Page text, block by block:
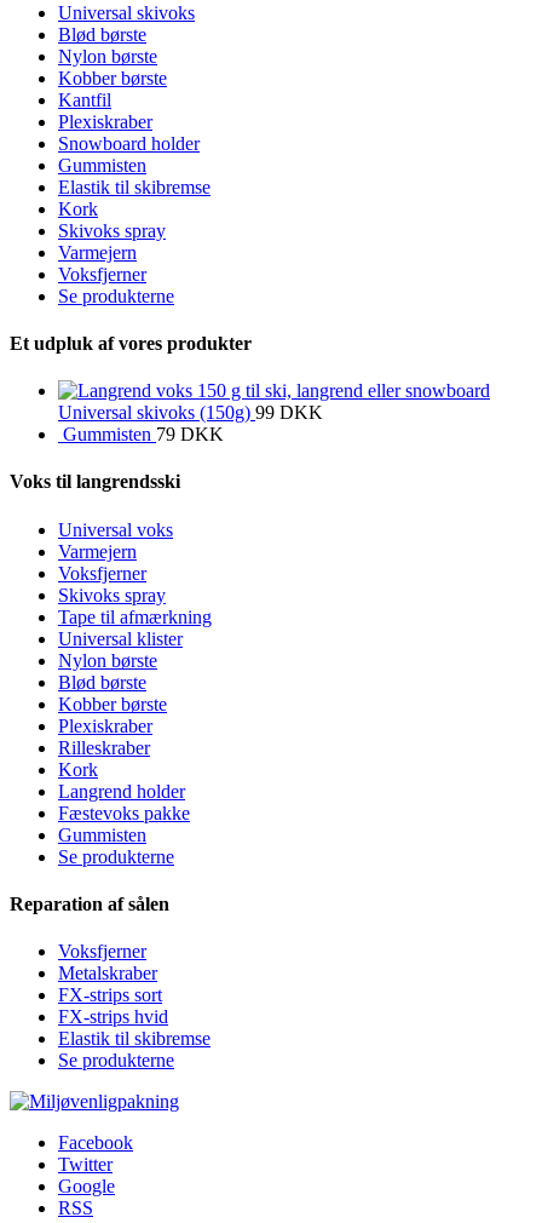
Universal skivoks
Blød børste
Nylon børste
Kobber børste
Kantfil
Plexiskraber
Snowboard holder
Gummisten
Elastik til skibremse
Kork
Skivoks spray
Varmejern
Voksfjerner
Se produkterne
Et udpluk af vores produkter
Universal skivoks (150g) 99 DKK
Gummisten 79 DKK
Voks til langrendsski
Universal voks
Varmejern
Voksfjerner
Skivoks spray
Tape til afmærkning
Universal klister
Nylon børste
Blød børste
Kobber børste
Plexiskraber
Rilleskraber
Kork
Langrend holder
Fæstevoks pakke
Gummisten
Se produkterne
Reparation af sålen
Voksfjerner
Metalskraber
FX-strips sort
FX-strips hvid
Elastik til skibremse
Se produkterne
Facebook
Twitter
Google
RSS